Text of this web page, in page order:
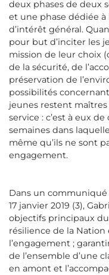
deux phases de deux
et une phase dédiée à
d’intérêt général.
pour but d’inciter les
mission de leur choix
de la sécurité, de
préservation de
possibilités
jeunes restent
service : c’est à eux
semaines dans
même qu’ils ne sont
engagement.
Dans un
17 janvier 2019 (3),
objectifs principaux
résilience de la
l’engagement ;
de l’ensemble d’une
en amont et